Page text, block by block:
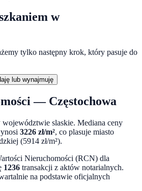
w
tylko następny krok, który pasuje do
lub wynajmuję
— Częstochowa
województwie slaskie. Mediana ceny
3226 zł/m², co plasuje miasto
(5914 zł/m²).
Nieruchomości (RCN) dla
1236 transakcji z aktów notarialnych.
na podstawie oficjalnych